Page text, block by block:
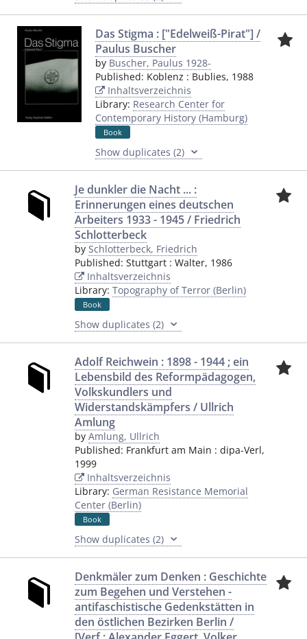
Das Stigma : ["Edelweiß-Pirat"] /
Paulus Buscher
by Buscher, Paulus 1928-
Published: Koblenz : Bublies, 1988
Inhaltsverzeichnis
Library: Research Center for
Contemporary History (Hamburg)
Book
Show duplicates (2)
Je dunkler die Nacht ... :
Erinnerungen eines deutschen
Arbeiters 1933 - 1945 / Friedrich
Schlotterbeck
by Schlotterbeck, Friedrich
Published: Stuttgart : Walter, 1986
Inhaltsverzeichnis
Library: Topography of Terror (Berlin)
Book
Show duplicates (2)
Adolf Reichwein : 1898 - 1944 ; ein
Lebensbild des Reformpädagogen,
Volkskundlers und
Widerstandskämpfers / Ullrich
Amlung
by Amlung, Ullrich
Published: Frankfurt am Main : dipa-Verl,
1999
Inhaltsverzeichnis
Library: German Resistance Memorial
Center (Berlin)
Book
Show duplicates (2)
Denkmäler zum Denken : Geschichte
zum Begehen und Verstehen -
antifaschistische Gedenkstätten in
den östlichen Bezirken Berlin /